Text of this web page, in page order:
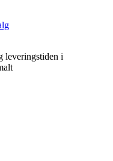
leveringstiden i